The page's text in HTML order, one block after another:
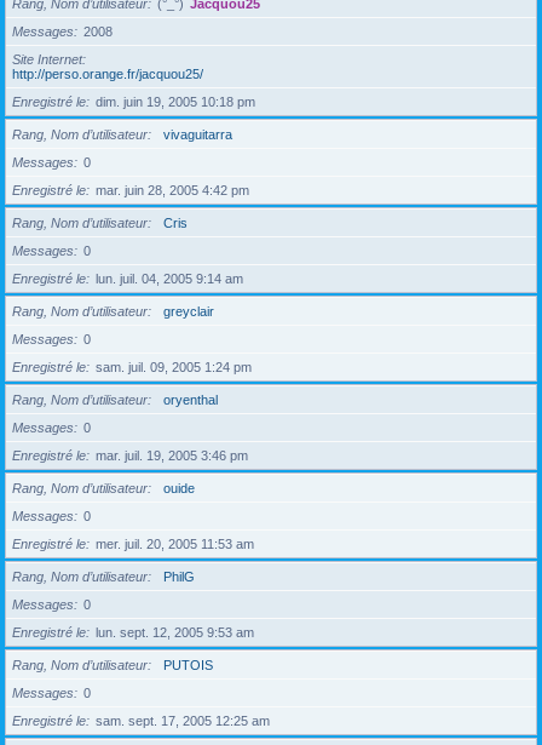
Rang, Nom d’utilisateur (°_°) Jacquou25
Messages
2008
Site Internet
http://perso.orange.fr/jacquou25/
Enregistré le
dim. juin 19, 2005 10:18 pm
Rang, Nom d’utilisateur
vivaguitarra
Messages
0
Enregistré le
mar. juin 28, 2005 4:42 pm
Rang, Nom d’utilisateur
Cris
Messages
0
Enregistré le
lun. juil. 04, 2005 9:14 am
Rang, Nom d’utilisateur
greyclair
Messages
0
Enregistré le
sam. juil. 09, 2005 1:24 pm
Rang, Nom d’utilisateur
oryenthal
Messages
0
Enregistré le
mar. juil. 19, 2005 3:46 pm
Rang, Nom d’utilisateur
ouide
Messages
0
Enregistré le
mer. juil. 20, 2005 11:53 am
Rang, Nom d’utilisateur
PhilG
Messages
0
Enregistré le
lun. sept. 12, 2005 9:53 am
Rang, Nom d’utilisateur
PUTOIS
Messages
0
Enregistré le
sam. sept. 17, 2005 12:25 am